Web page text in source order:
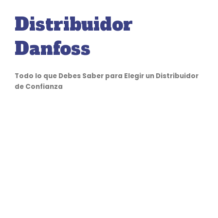
Distribuidor
Danfoss
Todo lo que Debes Saber para Elegir un Distribuidor
de Confianza